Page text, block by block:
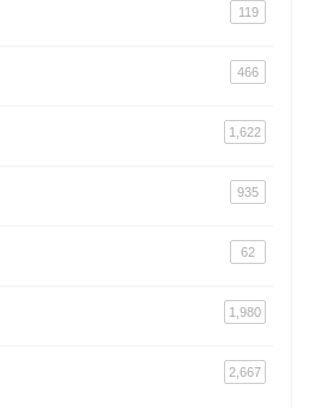
119
466
1,622
935
62
1,980
2,667